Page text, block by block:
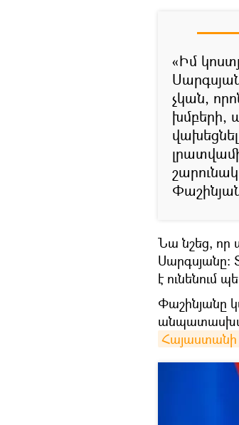
«Իմ
չկան,
խմբերի,
Նա նշեց, որ
Սարգսյանը։
է ունենում
Փաշինյանը
Հայաստանի